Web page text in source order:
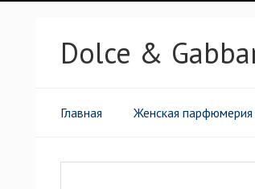
Dolce &
Главная Женская парфюмерия